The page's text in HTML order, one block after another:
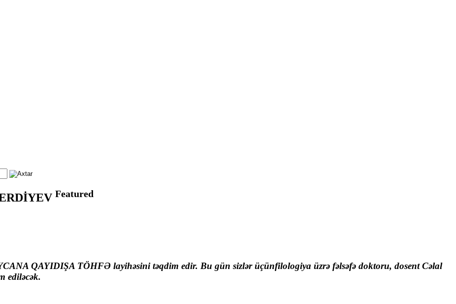
Featured
QAYIDIŞA TÖHFƏ layihəsini təqdim edir. Bu gün sizlər üçünfilologiya üzrə fəlsəfə doktoru, dosent Cəlal
ediləcək.